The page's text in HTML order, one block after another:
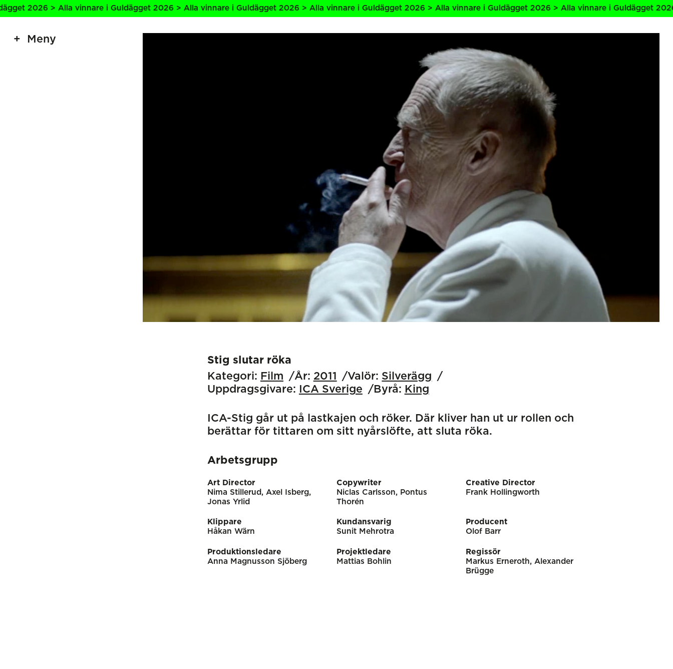
> Alla vinnare i Guldägget 2026 > Alla vinnare i Guldägget 2026 > Alla vinnare i Guldägget 2026 > Alla vinnare i Guldägget 2026 > Alla vinnare i Guldägget 2026 >
Meny
Stig slutar röka
Kategori: Film År: 2011 Valör: Silverägg
Uppdragsgivare:
ICA Sverige Byrå: King
ICA-Stig går ut på lastkajen och röker. Där kliver han ut ur rollen och
berättar för tittaren om sitt nyårslöfte, att sluta röka.
Arbetsgrupp
Art Director
Nima Stillerud, Axel Isberg,
Jonas Yrlid
Copywriter
Niclas Carlsson, Pontus
Thorén
Creative Director
Frank Hollingworth
Klippare
Håkan Wärn
Kundansvarig
Sunit Mehrotra
Producent
Olof Barr
Produktionsledare
Anna Magnusson Sjöberg
Projektledare
Mattias Bohlin
Regissör
Markus Erneroth, Alexander
Brügge